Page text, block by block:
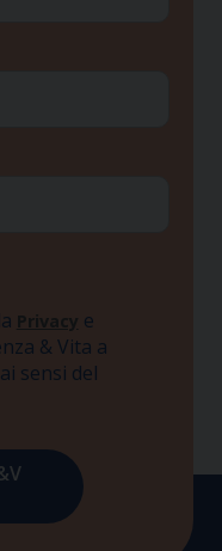
Privacy e
& Vita a
sensi del